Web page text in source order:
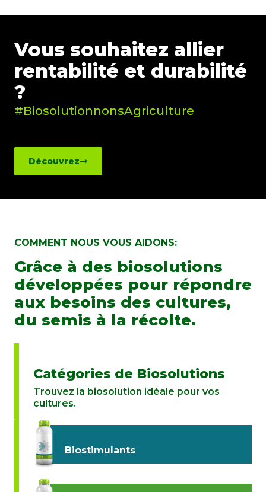
Vous souhaitez allier
rentabilité et durabilité
?
#BiosolutionnonsAgriculture
Découvrez
COMMENT NOUS VOUS AIDONS:
Grâce à des biosolutions
développées pour répondre
aux besoins des cultures,
du semis à la récolte.
Catégories de Biosolutions
Trouvez la biosolution idéale pour vos
cultures.
Biostimulants